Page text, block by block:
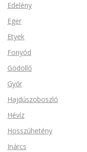
Edelény
Eger
Etyek
Fonyód
Gödöllő
Győr
Hajdúszoboszló
Hévíz
Hosszúhetény
Inárcs